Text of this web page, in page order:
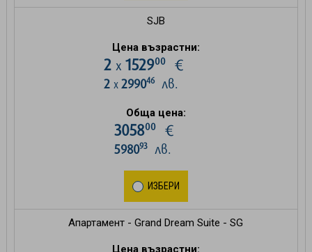
SJB
Цена възрастни:
2 х 152900€
2 х 299046лв.
Обща цена:
305800€
598093лв.
ИЗБЕРИ
Апартамент - Grand Dream Suite - SG
Цена възрастни: